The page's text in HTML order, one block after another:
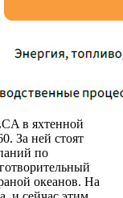
в яхтенной
За ней стоят
по
океанов. На